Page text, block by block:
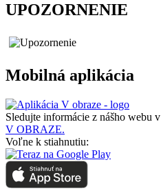
UPOZORNENIE
Mobilná aplikácia
Sledujte informácie z nášho webu v
V OBRAZE.
Voľne k stiahnutiu: